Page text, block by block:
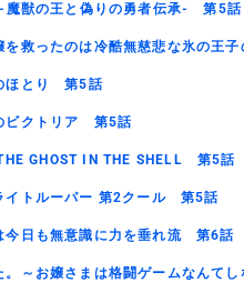
魔獣の王と偽りの勇者伝承- 第5話
を救ったのは冷酷無慈悲な氷の王
ほとり 第5話
ビクトリア 第5話
GHOST IN THE SHELL 第5話
イトルーパー 第2クール 第5話
今日も無意識に力を垂れ流 第6話
。～お嬢さまは格闘ゲームなんて